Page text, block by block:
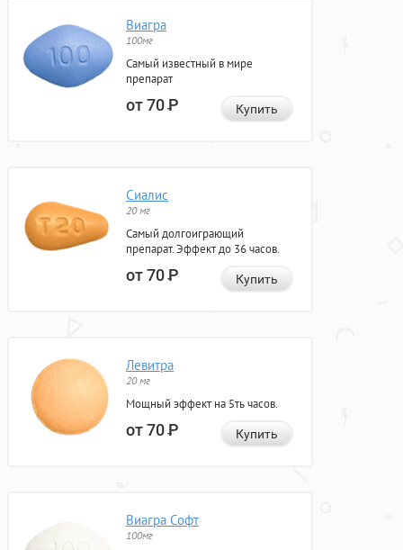
Виагра
100мг
Самый известный в мире
препарат
от 70Р Купить
Сиалис
20 мг
Самый долгоиграющий
препарат. Эффект до 36 часов.
от 70Р Купить
Левитра
20 мг
Мощный эффект на 5ть часов.
от 70Р Купить
Виагра Софт
100мг